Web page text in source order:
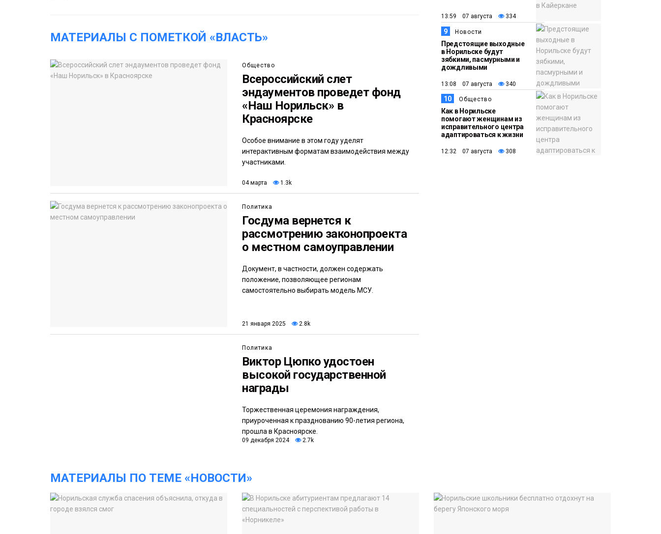
МАТЕРИАЛЫ С ПОМЕТКОЙ «ВЛАСТЬ»
Общество
Всероссийский слет
эндаументов проведет фонд
«Наш Норильск» в
Красноярске
Особое внимание в этом году уделят
интерактивным форматам взаимодействия между
участниками.
04 марта 1.3k
Политика
Госдума вернется к
рассмотрению законопроекта
о местном самоуправлении
Документ, в частности, должен содержать
положение, позволяющее регионам
самостоятельно выбирать модель МСУ.
21 января 2025 2.8k
Политика
Виктор Цюпко удостоен
высокой государственной
награды
Торжественная церемония награждения,
приуроченная к празднованию 90-летия региона,
прошла в Красноярске.
09 декабря 2024 2.7k
13:59 07 августа 334
9 Новости
Предстоящие выходные
в Норильске будут
зябкими, пасмурными и
дождливыми
13:08 07 августа 340
10 Общество
Как в Норильске
помогают женщинам из
исправительного центра
адаптироваться к жизни
12:32 07 августа 308
МАТЕРИАЛЫ ПО ТЕМЕ «НОВОСТИ»